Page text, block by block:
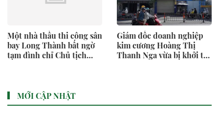
Một nhà thầu thi công sân
bay Long Thành bất ngờ
tạm đình chỉ Chủ tịch
Giám đốc doanh nghiệp
kim cương Hoàng Thị
Thanh Nga vừa bị khởi tố
MỚI CẬP NHẬT